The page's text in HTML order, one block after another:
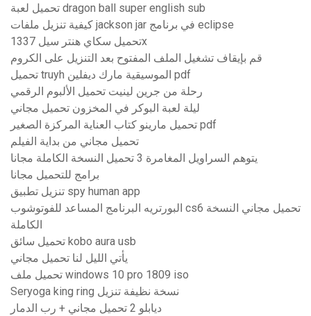
تحميل لعبة dragon ball super english sub
كيفية تنزيل ملفات jackson jar في برنامج eclipse
تحميل سكاي هنتر سيل 1337x
قم بإيقاف تشغيل الملف المفتوح بعد التنزيل على الكروم
تحميل truyh الموسيقية مارك ديفلين pdf
رحلة من جرين لينيت تحميل الألبوم الرقمي
ليلة لعبة البوكر في المخزون تحميل مجاني
تحميل مارينو كتاب العناية المركزة الصغير pdf
تحميل مجاني من بداية الفيلم
يتوهم السراويل المغامرة 3 تحميل النسخة الكاملة مجانا
برامج للتحميل مجانا
تنزيل تطبيق spy human app
البورتريه البرنامج المساعد للفوتوشوب cs6 تحميل مجاني النسخة
الكاملة
تحميل سائق kobo aura usb
يأتي الليل لنا تحميل مجاني
تحميل ملف windows 10 pro 1809 iso
Seryoga king ring نسخة نظيفة تنزيل
ديابلو 2 تحميل مجاني + رب الدمار